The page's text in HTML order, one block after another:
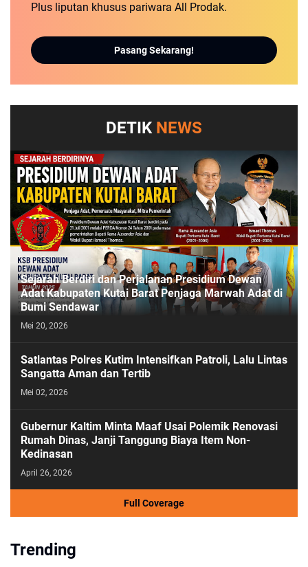
Plus liputan khusus pariwara All Prodak.
Pasang Sekarang!
DETIK NEWS
Sejarah Berdiri dan Perjalanan Presidium Dewan
Adat Kabupaten Kutai Barat Penjaga Marwah Adat di
Bumi Sendawar
Mei 20, 2026
Satlantas Polres Kutim Intensifkan Patroli, Lalu Lintas
Sangatta Aman dan Tertib
Mei 02, 2026
Gubernur Kaltim Minta Maaf Usai Polemik Renovasi
Rumah Dinas, Janji Tanggung Biaya Item Non-
Kedinasan
April 26, 2026
Full Coverage
Trending